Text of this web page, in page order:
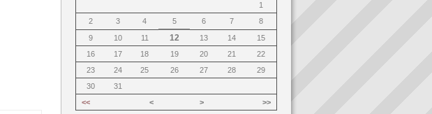
1
2
3 4 5 6 7
8
9
10 11 12 13 14
15
16
17 18 19 20 21
22
23
24 25 26 27 28
29
30
31
<<
< > >>